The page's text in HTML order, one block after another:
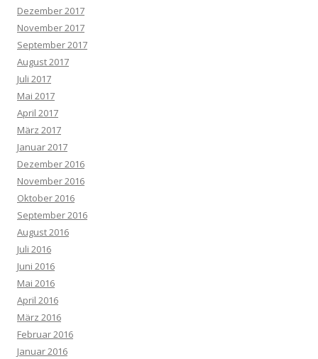
Dezember 2017
November 2017
September 2017
August 2017
Juli 2017
Mai 2017
April 2017
März 2017
Januar 2017
Dezember 2016
November 2016
Oktober 2016
September 2016
August 2016
Juli 2016
Juni 2016
Mai 2016
April 2016
März 2016
Februar 2016
Januar 2016